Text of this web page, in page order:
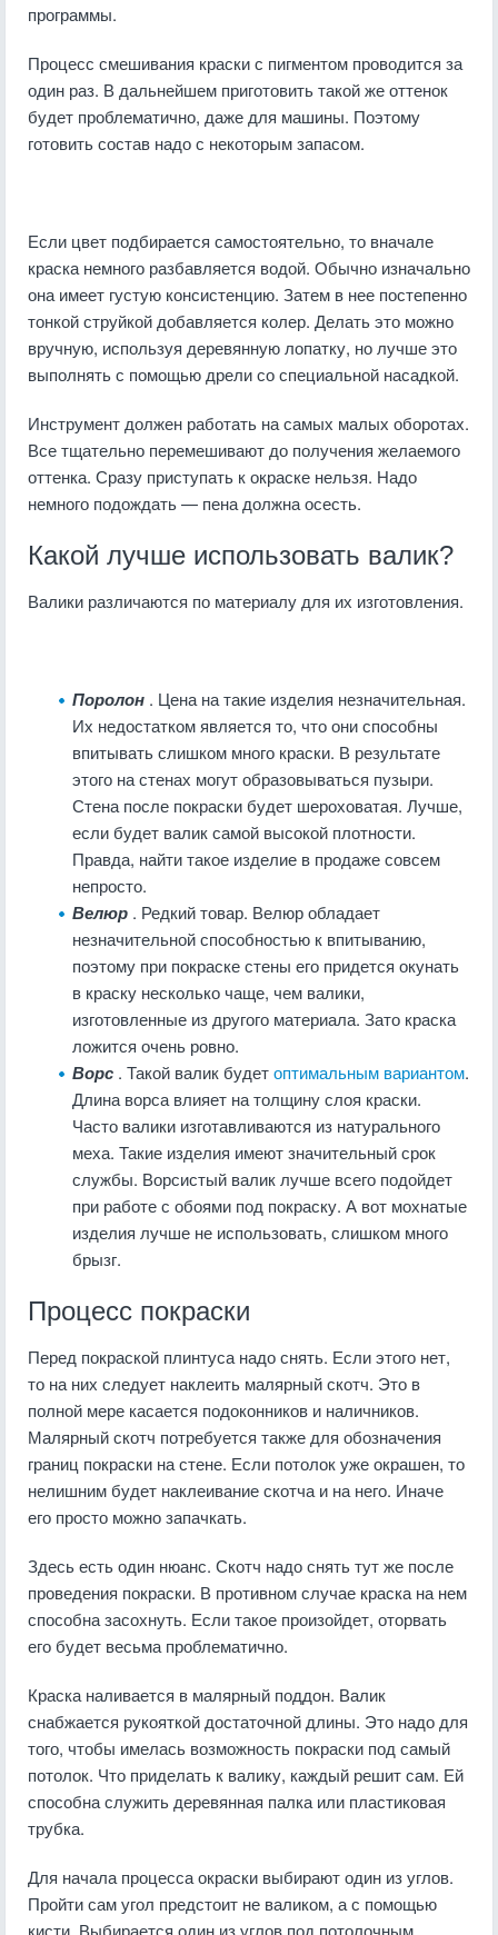
программы.
Процесс смешивания краски с пигментом проводится за
один раз. В дальнейшем приготовить такой же оттенок
будет проблематично, даже для машины. Поэтому
готовить состав надо с некоторым запасом.
Если цвет подбирается самостоятельно, то вначале
краска немного разбавляется водой. Обычно изначально
она имеет густую консистенцию. Затем в нее постепенно
тонкой струйкой добавляется колер. Делать это можно
вручную, используя деревянную лопатку, но лучше это
выполнять с помощью дрели со специальной насадкой.
Инструмент должен работать на самых малых оборотах.
Все тщательно перемешивают до получения желаемого
оттенка. Сразу приступать к окраске нельзя. Надо
немного подождать — пена должна осесть.
Какой лучше использовать валик?
Валики различаются по материалу для их изготовления.
Поролон . Цена на такие изделия незначительная.
Их недостатком является то, что они способны
впитывать слишком много краски. В результате
этого на стенах могут образовываться пузыри.
Стена после покраски будет шероховатая. Лучше,
если будет валик самой высокой плотности.
Правда, найти такое изделие в продаже совсем
непросто.
Велюр . Редкий товар. Велюр обладает
незначительной способностью к впитыванию,
поэтому при покраске стены его придется окунать
в краску несколько чаще, чем валики,
изготовленные из другого материала. Зато краска
ложится очень ровно.
Ворс . Такой валик будетоптимальным вариантом.
Длина ворса влияет на толщину слоя краски.
Часто валики изготавливаются из натурального
меха. Такие изделия имеют значительный срок
службы. Ворсистый валик лучше всего подойдет
при работе с обоями под покраску. А вот мохнатые
изделия лучше не использовать, слишком много
брызг.
Процесс покраски
Перед покраской плинтуса надо снять. Если этого нет,
то на них следует наклеить малярный скотч. Это в
полной мере касается подоконников и наличников.
Малярный скотч потребуется также для обозначения
границ покраски на стене. Если потолок уже окрашен, то
нелишним будет наклеивание скотча и на него. Иначе
его просто можно запачкать.
Здесь есть один нюанс. Скотч надо снять тут же после
проведения покраски. В противном случае краска на нем
способна засохнуть. Если такое произойдет, оторвать
его будет весьма проблематично.
Краска наливается в малярный поддон. Валик
снабжается рукояткой достаточной длины. Это надо для
того, чтобы имелась возможность покраски под самый
потолок. Что приделать к валику, каждый решит сам. Ей
способна служить деревянная палка или пластиковая
трубка.
Для начала процесса окраски выбирают один из углов.
Пройти сам угол предстоит не валиком, а с помощью
кисти. Выбирается один из углов под потолочным